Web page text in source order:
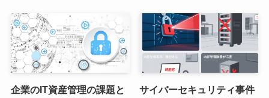
企業のIT資産管理の課題と
サイバーセキュリティ事件